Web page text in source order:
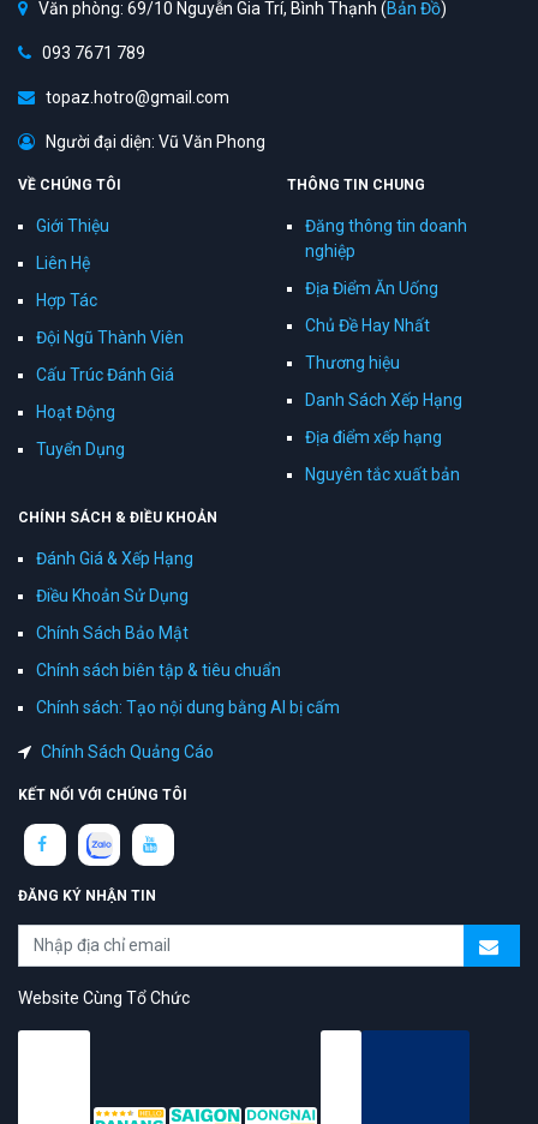
Văn phòng: 69/10 Nguyễn Gia Trí, Bình Thạnh (Bản Đồ)
093 7671 789
topaz.hotro@gmail.com
Người đại diện: Vũ Văn Phong
VỀ CHÚNG TÔI
Giới Thiệu
Liên Hệ
Hợp Tác
Đội Ngũ Thành Viên
Cấu Trúc Đánh Giá
Hoạt Động
Tuyển Dụng
THÔNG TIN CHUNG
Đăng thông tin doanh
nghiệp
Địa Điểm Ăn Uống
Chủ Đề Hay Nhất
Thương hiệu
Danh Sách Xếp Hạng
Địa điểm xếp hạng
Nguyên tắc xuất bản
CHÍNH SÁCH & ĐIỀU KHOẢN
Đánh Giá & Xếp Hạng
Điều Khoản Sử Dụng
Chính Sách Bảo Mật
Chính sách biên tập & tiêu chuẩn
Chính sách: Tạo nội dung bằng AI bị cấm
Chính Sách Quảng Cáo
KẾT NỐI VỚI CHÚNG TÔI
ĐĂNG KÝ NHẬN TIN
Website Cùng Tổ Chức